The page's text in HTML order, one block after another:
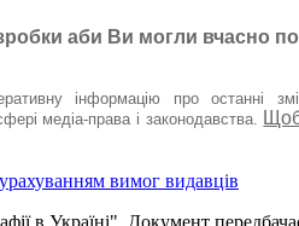
аби Ви могли вчасно
інформацію про останні
медіа-права і законодавства.
вимог видавців
в Україні". Документ